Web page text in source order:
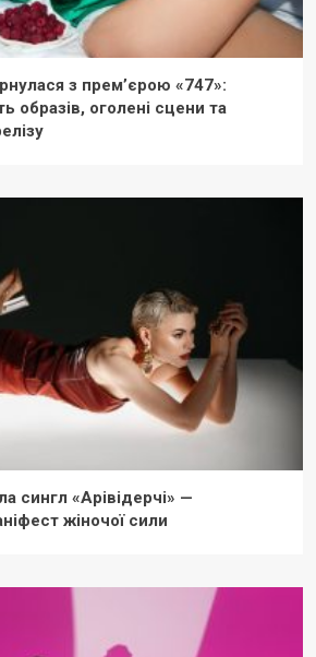
з прем’єрою «747»:
образів, оголені сцени та
сингл «Арівідерчі» —
жіночої сили